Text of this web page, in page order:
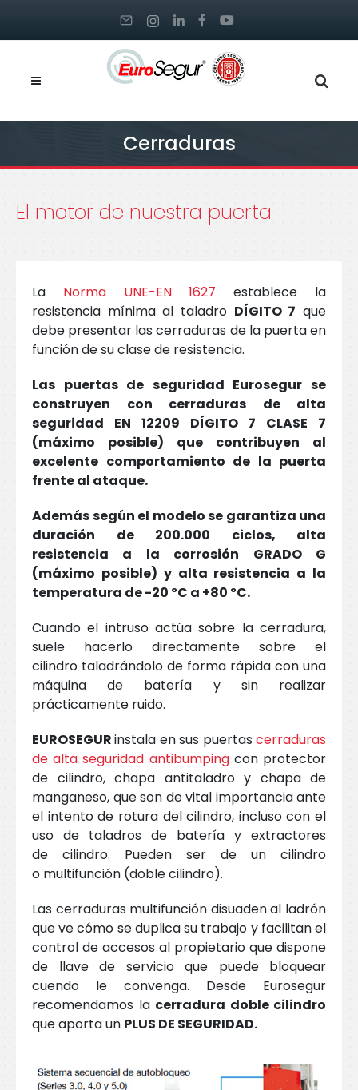
Cerraduras
El motor de nuestra puerta
La Norma UNE-EN 1627 establece la
resistencia mínima al taladro DÍGITO 7 que
debe presentar las cerraduras de la puerta en
función de su clase de resistencia.
Las puertas de seguridad Eurosegur se
construyen con cerraduras de alta
seguridad EN 12209 DÍGITO 7 CLASE 7
(máximo posible) que contribuyen al
excelente comportamiento de la puerta
frente al ataque.
Además según el modelo se garantiza una
duración de 200.000 ciclos, alta
resistencia a la corrosión GRADO G
(máximo posible) y alta resistencia a la
temperatura de -20 ºC a +80 ºC.
Cuando el intruso actúa sobre la cerradura,
suele hacerlo directamente sobre el
cilindro taladrándolo de forma rápida con una
máquina de batería y sin realizar
prácticamente ruido.
EUROSEGURinstala en sus puertascerraduras
de alta seguridad antibumpingcon protector
de cilindro, chapa antitaladro y chapa de
manganeso, que son de vital importancia ante
el intento de rotura del cilindro, incluso con el
uso de taladros de batería y extractores
de cilindro. Pueden ser de un cilindro
o multifunción (doble cilindro).
Las cerraduras multifunción disuaden al ladrón
que ve cómo se duplica su trabajo y facilitan el
control de accesos al propietario que dispone
de llave de servicio que puede bloquear
cuendo le convenga. Desde Eurosegur
recomendamos la cerradura doble cilindro
que aporta un PLUS DE SEGURIDAD.